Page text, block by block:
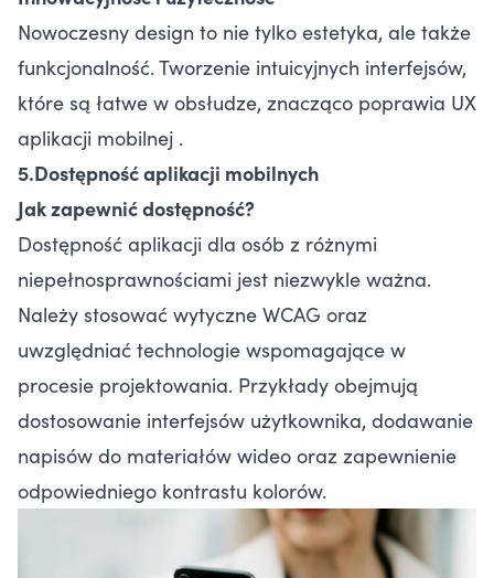
Nowoczesny design to nie tylko estetyka, ale także
funkcjonalność. Tworzenie intuicyjnych interfejsów,
które są łatwe w obsłudze, znacząco poprawia UX
aplikacji mobilnej .
5.Dostępność aplikacji mobilnych
Jak zapewnić dostępność?
Dostępność aplikacji dla osób z różnymi
niepełnosprawnościami jest niezwykle ważna.
Należy stosować wytyczne WCAG oraz
uwzględniać technologie wspomagające w
procesie projektowania. Przykłady obejmują
dostosowanie interfejsów użytkownika, dodawanie
napisów do materiałów wideo oraz zapewnienie
odpowiedniego kontrastu kolorów.